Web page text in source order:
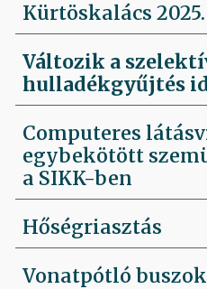
Kürtöskalács
Változik a
hulladékgyűjtés
Computeres
egybekötött
a SIKK-ben
Hőségriasztás
Vonatpótló